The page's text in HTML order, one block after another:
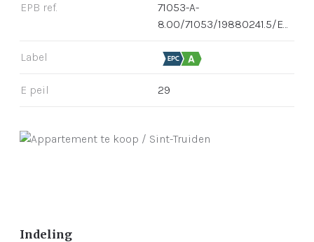
EPB ref.
71053-A-
8.00/71053/19880241.5/EP02527/C001/D01/SD011
Label
E peil 29
Indeling